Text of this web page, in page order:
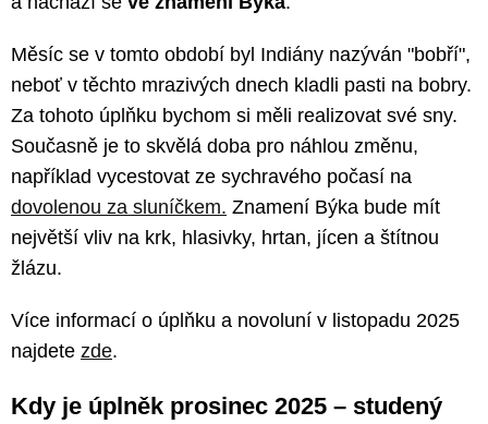
Měsíc se v tomto období byl Indiány nazýván "bobří",
neboť v těchto mrazivých dnech kladli pasti na bobry.
Za tohoto úplňku bychom si měli realizovat své sny.
Současně je to skvělá doba pro náhlou změnu,
například vycestovat ze sychravého počasí na
dovolenou za sluníčkem. Znamení Býka bude mít
největší vliv na krk, hlasivky, hrtan, jícen a štítnou
žlázu.
Více informací o úplňku a novoluní v listopadu 2025
najdete zde.
Kdy je úplněk prosinec 2025 – studený